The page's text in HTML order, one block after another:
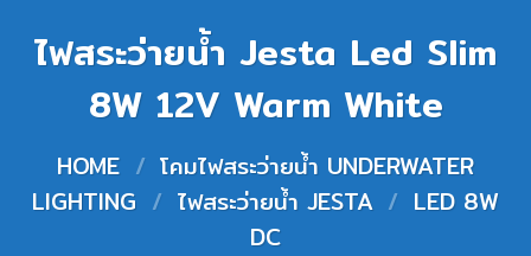
ไฟสระว่ายน้ำ Jesta Led Slim
8W 12V Warm White
HOME / โคมไฟสระว่ายน้ำ UNDERWATER
LIGHTING / ไฟสระว่ายน้ำ JESTA / LED 8W
DC